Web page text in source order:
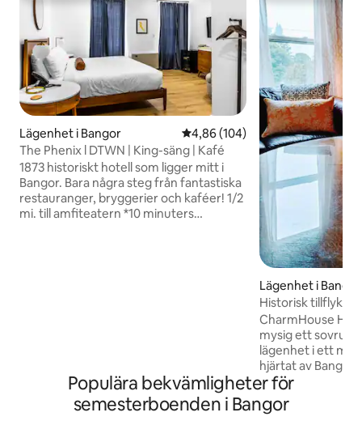
Lägenhet i Bangor 4,86 av 5 i genomsnittligt
4,86 (104)
The Phenix l DTWN | King-säng | Kafé
1873 historiskt hotell som ligger mitt i
Bangor. Bara några steg från fantastiska
restauranger, bryggerier och kaféer! 1/2
mi. till amfiteatern *10 minuters
Lägenhet i Bangor
Historisk
CharmHouse
mysig ett sovrum
lägenhet i ett
hjärtat av Bangor. Det är perfekt för ett
par eller en
finns en enhet
bakgårdsenhet
Populära bekvämligheter för
semesterboenden i Bangor